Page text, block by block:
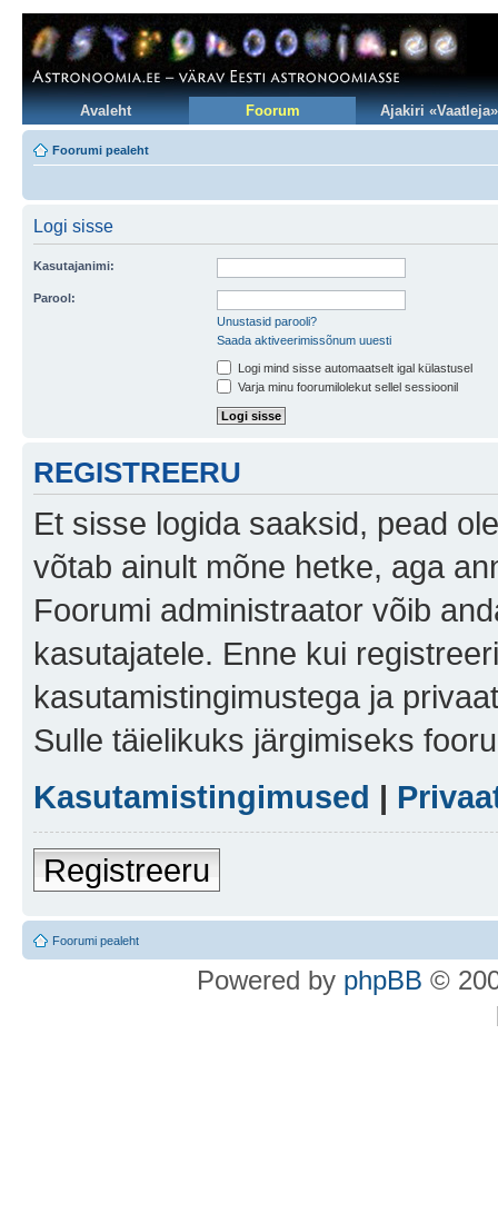
Avaleht Foorum Ajakiri «Vaatleja»
Foorumi pealeht
Logi sisse
Kasutajanimi:
Parool:
Unustasid parooli?
Saada aktiveerimissõnum uuesti
Logi mind sisse automaatselt igal külastusel
Varja minu foorumilolekut sellel sessioonil
REGISTREERU
Et sisse logida saaksid, pead
võtab ainult mõne hetke, aga
Foorumi administraator võib
kasutajatele. Enne kui
kasutamistingimustega ja
Sulle täielikuks järgimiseks
Kasutamistingimused |
Registreeru
Foorumi pealeht
Powered by phpBB ©